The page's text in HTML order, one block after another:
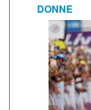
DONNE